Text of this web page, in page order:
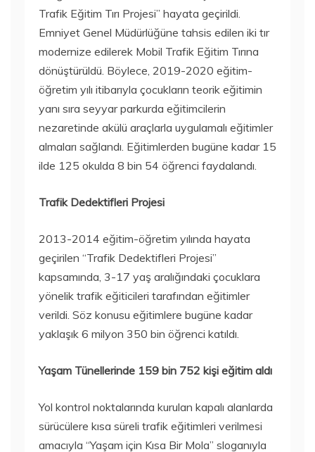
Trafik Eğitim Tırı Projesi” hayata geçirildi.
Emniyet Genel Müdürlüğüne tahsis edilen iki tır
modernize edilerek Mobil Trafik Eğitim Tırına
dönüştürüldü. Böylece, 2019-2020 eğitim-
öğretim yılı itibarıyla çocukların teorik eğitimin
yanı sıra seyyar parkurda eğitimcilerin
nezaretinde akülü araçlarla uygulamalı eğitimler
almaları sağlandı. Eğitimlerden bugüne kadar 15
ilde 125 okulda 8 bin 54 öğrenci faydalandı.
Trafik Dedektifleri Projesi
2013-2014 eğitim-öğretim yılında hayata
geçirilen “Trafik Dedektifleri Projesi”
kapsamında, 3-17 yaş aralığındaki çocuklara
yönelik trafik eğiticileri tarafından eğitimler
verildi. Söz konusu eğitimlere bugüne kadar
yaklaşık 6 milyon 350 bin öğrenci katıldı.
Yaşam Tünellerinde 159 bin 752 kişi eğitim aldı
Yol kontrol noktalarında kurulan kapalı alanlarda
sürücülere kısa süreli trafik eğitimleri verilmesi
amacıyla “Yaşam için Kısa Bir Mola” sloganıyla